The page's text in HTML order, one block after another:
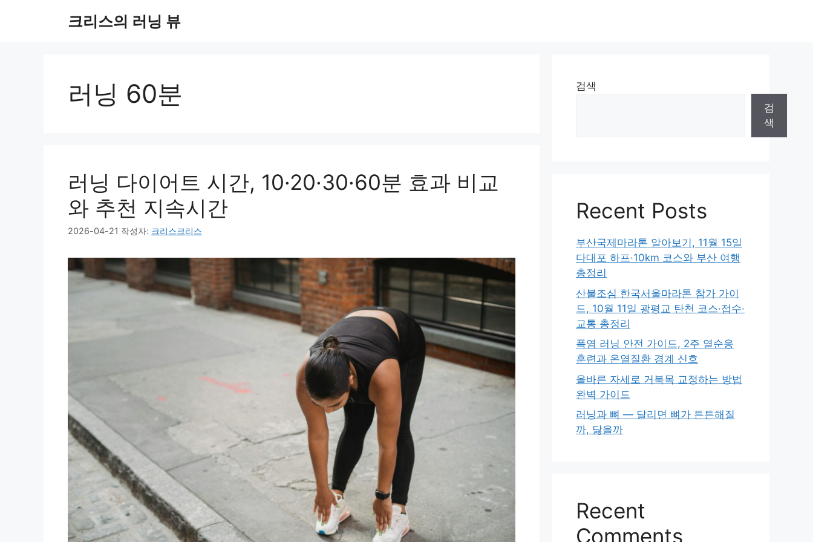
크리스의 러닝 뷰
러닝 60분
러닝 다이어트 시간, 10·20·30·60분 효과 비교
와 추천 지속시간
2026-04-21 작성자: 크리스크리스
검색
검
색
Recent Posts
부산국제마라톤 알아보기, 11월 15일
다대포 하프·10km 코스와 부산 여행
총정리
산불조심 한국서울마라톤 참가 가이
드, 10월 11일 광평교 탄천 코스·접수·
교통 총정리
폭염 러닝 안전 가이드, 2주 열순응
훈련과 온열질환 경계 신호
올바른 자세로 거북목 교정하는 방법
완벽 가이드
러닝과 뼈 — 달리면 뼈가 튼튼해질
까, 닳을까
Recent
Comments